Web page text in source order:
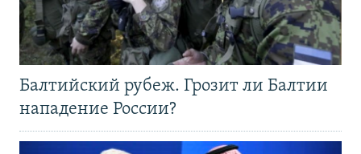
Балтийский рубеж. Грозит ли Балтии
нападение России?